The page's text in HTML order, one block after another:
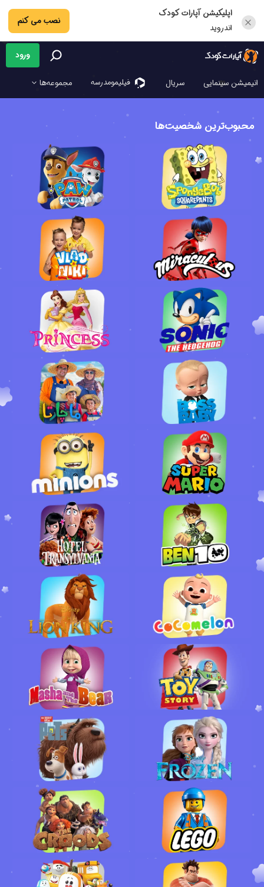
اپلیکیشن آپارات کودک
اندروید
نصب می کنم
انیمیشن سینمایی سریال فیلیمو‌مدرسه مجموعه‌ها
ورود
محبوب‌ترین شخصیت‌ها